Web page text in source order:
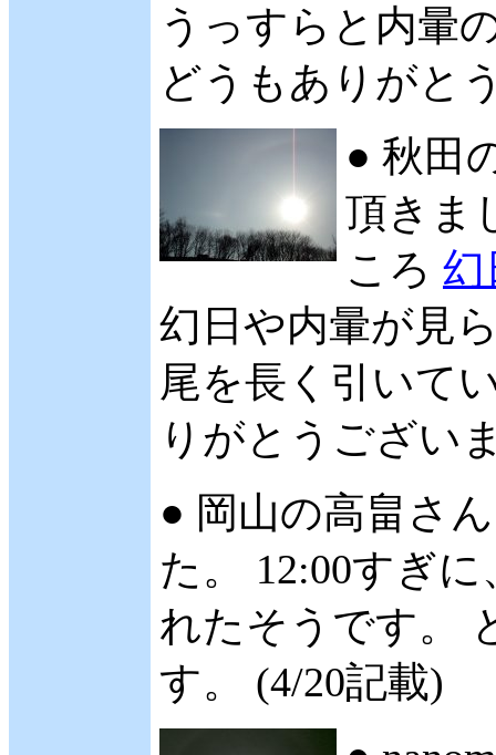
うっすらと内暈
どうもありがと
● 秋田
頂きま
ころ 幻
幻日や内暈が見
尾を長く引いて
りがとうござい
● 岡山の高畠さ
た。 12:00すぎ
れたそうです。
す。 (4/20記載)